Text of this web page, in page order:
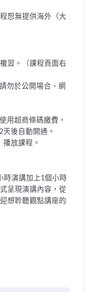
恕無提供海外（大
習。（課程頁面右
勿於公開場合、網
用超商條碼繳費，
後自動開通。
放課程。
時演講加上1個小時
呈現演講內容，從
想聆聽觀點講座的